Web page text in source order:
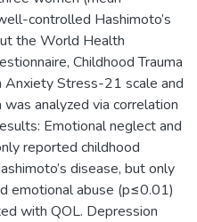
controlled Hashimoto’s
the World Health
Childhood Trauma
Stress-21 scale and
analyzed via correlation
Emotional neglect and
reported childhood
disease, but only
emotional abuse (p≤0.01)
with QOL. Depression